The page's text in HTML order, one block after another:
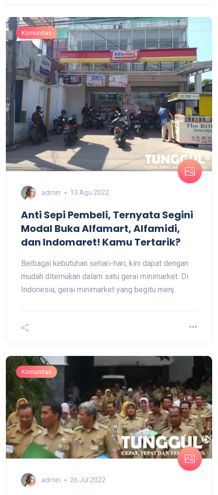
Komunitas
admin 13 Agu 2022
Anti Sepi Pembeli, Ternyata Segini
Modal Buka Alfamart, Alfamidi,
dan Indomaret! Kamu Tertarik?
Berbagai kebutuhan sehari-hari, kini dapat dengan
mudah ditemukan dalam satu gerai minimarket. Di
Indonesia, gerai minimarket yang begitu menj..
Komunitas
admin 26 Jul 2022